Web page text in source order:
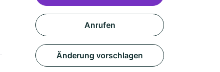
Anrufen
Änderung vorschlagen